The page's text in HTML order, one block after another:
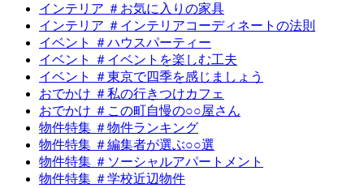
インテリア ＃お気に入りの家具
インテリア ＃インテリアコーディネートの法則
イベント ＃ハウスパーティー
イベント ＃イベントを楽しむ工夫
イベント ＃東京で四季を感じましょう
おでかけ ＃私の行きつけカフェ
おでかけ ＃この町自慢の○○屋さん
物件特集 ＃物件ランキング
物件特集 ＃編集者が選ぶ○○選
物件特集 ＃ソーシャルアパートメント
物件特集 ＃学校近辺物件